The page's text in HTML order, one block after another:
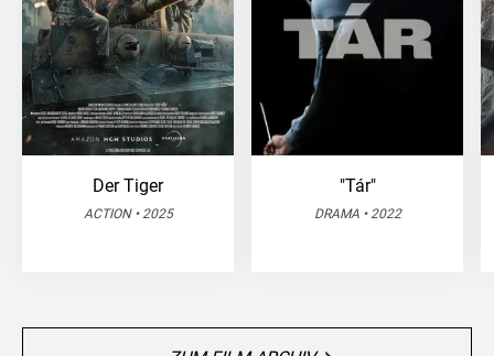
Der Tiger
ACTION • 2025
"Tár"
DRAMA • 2022